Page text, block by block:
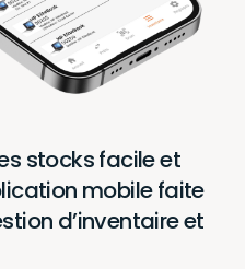
stocks facile et
mobile faite
d’inventaire et